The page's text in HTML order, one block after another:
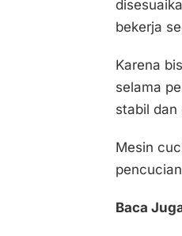
bekerja
Karena
selama
stabil dan
Mesin
Baca